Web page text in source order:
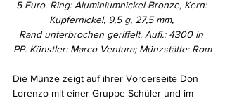
5 Euro. Ring: Aluminiumnickel-Bronze, Kern:
Kupfernickel, 9,5 g, 27,5 mm,
Rand unterbrochen geriffelt. Aufl.: 4300 in
PP. Künstler: Marco Ventura; Münzstätte: Rom
Die Münze zeigt auf ihrer Vorderseite Don
Lorenzo mit einer Gruppe Schüler und im